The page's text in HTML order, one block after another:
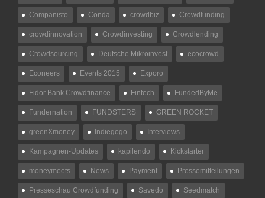
Companisto Conda crowdbiz Crowdfunding
crowdinnovation Crowdinvesting Crowdlending
Crowdsourcing Deutsche Mikroinvest ecocrowd
Econeers Events 2015 Exporo
Fidor Bank Crowdfinance Fintech FundedByMe
Fundernation FUNDSTERS GREEN ROCKET
greenXmoney Indiegogo Interviews
Kampagnen-Updates kapilendo Kickstarter
moneymeets News Payment Pressemitteilungen
Presseschau Crowdfunding Savedo Seedmatch